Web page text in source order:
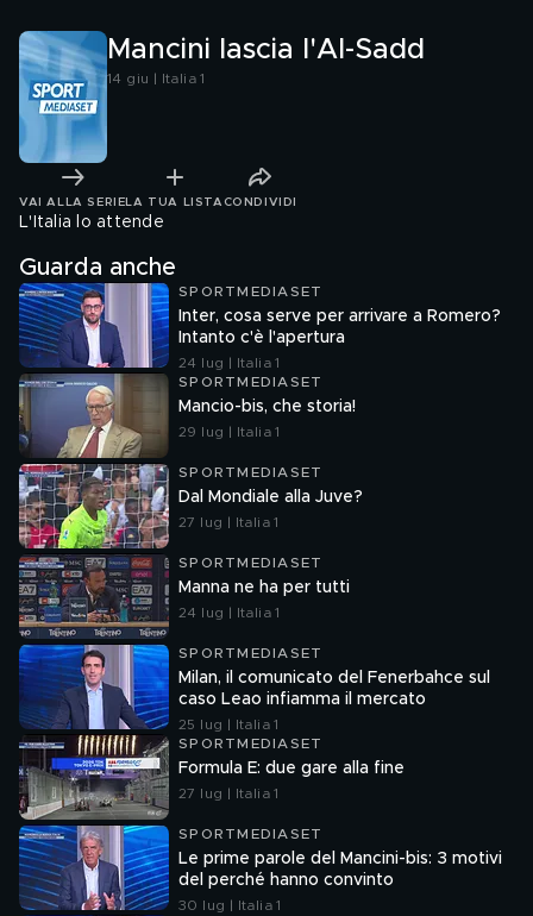
Mancini lascia l'Al-Sadd
14 giu | Italia 1
VAI ALLA SERIE LA TUA LISTA CONDIVIDI
L'Italia lo attende
Guarda anche
SPORTMEDIASET
Inter, cosa serve per arrivare a Romero?
Intanto c'è l'apertura
24 lug | Italia 1
SPORTMEDIASET
Mancio-bis, che storia!
29 lug | Italia 1
SPORTMEDIASET
Dal Mondiale alla Juve?
27 lug | Italia 1
SPORTMEDIASET
Manna ne ha per tutti
24 lug | Italia 1
SPORTMEDIASET
Milan, il comunicato del Fenerbahce sul
caso Leao infiamma il mercato
25 lug | Italia 1
SPORTMEDIASET
Formula E: due gare alla fine
27 lug | Italia 1
SPORTMEDIASET
Le prime parole del Mancini-bis: 3 motivi
del perché hanno convinto
30 lug | Italia 1